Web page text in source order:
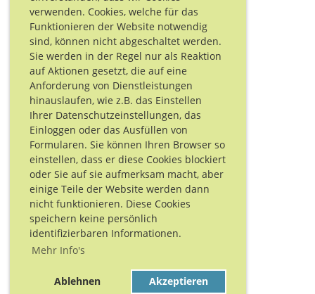
verwenden. Cookies, welche für das
Funktionieren der Website notwendig
sind, können nicht abgeschaltet werden.
Sie werden in der Regel nur als Reaktion
auf Aktionen gesetzt, die auf eine
Anforderung von Dienstleistungen
hinauslaufen, wie z.B. das Einstellen
Ihrer Datenschutzeinstellungen, das
Einloggen oder das Ausfüllen von
Formularen. Sie können Ihren Browser so
einstellen, dass er diese Cookies blockiert
oder Sie auf sie aufmerksam macht, aber
einige Teile der Website werden dann
nicht funktionieren. Diese Cookies
speichern keine persönlich
identifizierbaren Informationen.
Mehr Info's
Ablehnen Akzeptieren